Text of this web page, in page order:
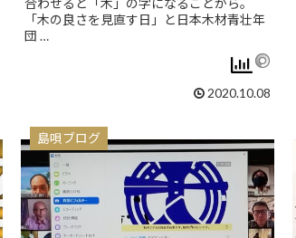
合わせると「木」の字になることから。
「木の良さを見直す日」と日本木材青壮年
団 …
2020.10.08
島唄ブログ